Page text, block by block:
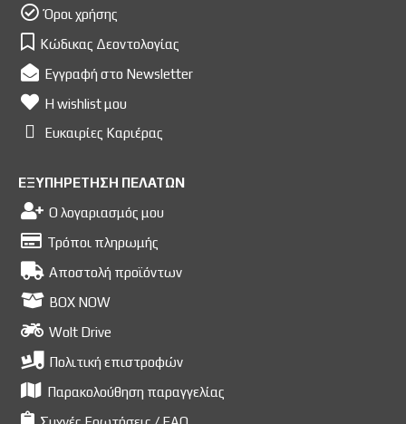
Όροι χρήσης
Κώδικας Δεοντολογίας
Εγγραφή στο Newsletter
Η wishlist μου
Ευκαιρίες Kαριέρας
ΕΞΥΠΗΡΕΤΗΣΗ ΠΕΛΑΤΩΝ
Ο λογαριασμός μου
Τρόποι πληρωμής
Αποστολή προϊόντων
BOX NOW
Wolt Drive
Πολιτική επιστροφών
Παρακολούθηση παραγγελίας